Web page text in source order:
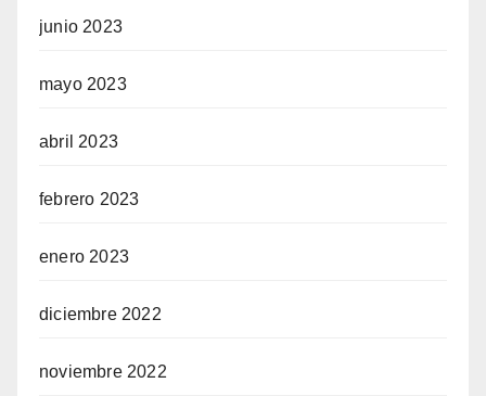
junio 2023
mayo 2023
abril 2023
febrero 2023
enero 2023
diciembre 2022
noviembre 2022